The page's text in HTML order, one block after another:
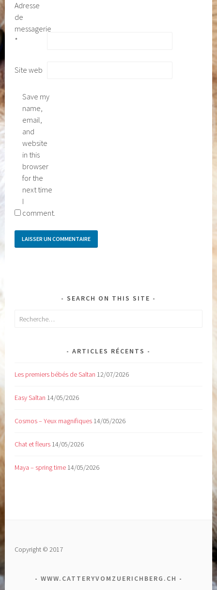
Adresse
de
messagerie
*
Site web
Save my
name,
email,
and
website
in this
browser
for the
next time
I
comment.
SEARCH ON THIS SITE
Rechercher :
ARTICLES RÉCENTS
Les premiers bébés de Saltan 12/07/2026
Easy Saltan 14/05/2026
Cosmos – Yeux magnifiques 14/05/2026
Chat et fleurs 14/05/2026
Maya – spring time 14/05/2026
Copyright © 2017
WWW.CATTERYVOMZUERICHBERG.CH